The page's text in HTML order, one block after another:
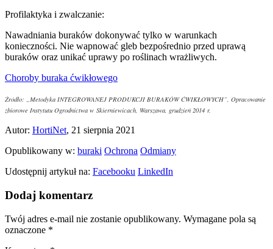
Profilaktyka i zwalczanie:
Nawadniania buraków dokonywać tylko w warunkach
konieczności. Nie wapnować gleb bezpośrednio przed uprawą
buraków oraz unikać uprawy po roślinach wrażliwych.
Choroby buraka ćwikłowego
Źródło: „Metodyka INTEGROWANEJ PRODUKCJI BURAKÓW ĆWIKŁOWYCH”, Opracowanie
zbiorowe Instytutu Ogrodnictwa w Skierniewicach, Warszawa, grudzień 2014 r.
Autor: HortiNet, 21 sierpnia 2021
Opublikowany w: buraki Ochrona Odmiany
Udostępnij artykuł na: Facebooku LinkedIn
Dodaj komentarz
Twój adres e-mail nie zostanie opublikowany. Wymagane pola są
oznaczone *